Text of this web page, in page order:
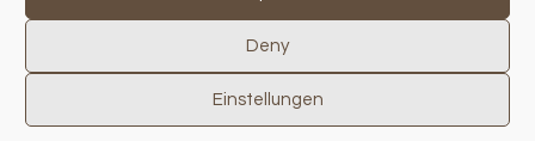
Deny
Einstellungen
DVS intermedia S.L.
Unser Angebot Über Uns